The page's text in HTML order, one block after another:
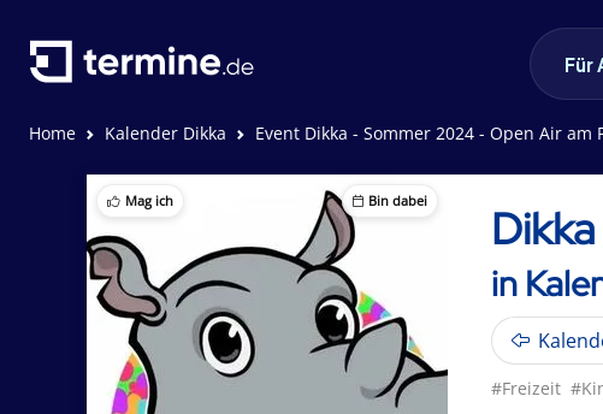
Für
Home Kalender Dikka Event Dikka - Sommer 2024 - Open Air am
Mag ich Bin dabei
in
#Freizeit